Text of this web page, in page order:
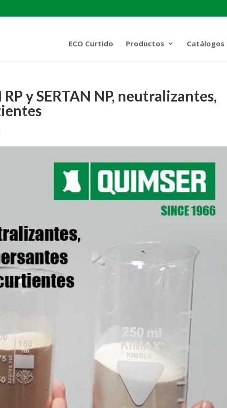
ECO Curtido Productos Catálogos
RP y SERTAN NP, neutralizantes,